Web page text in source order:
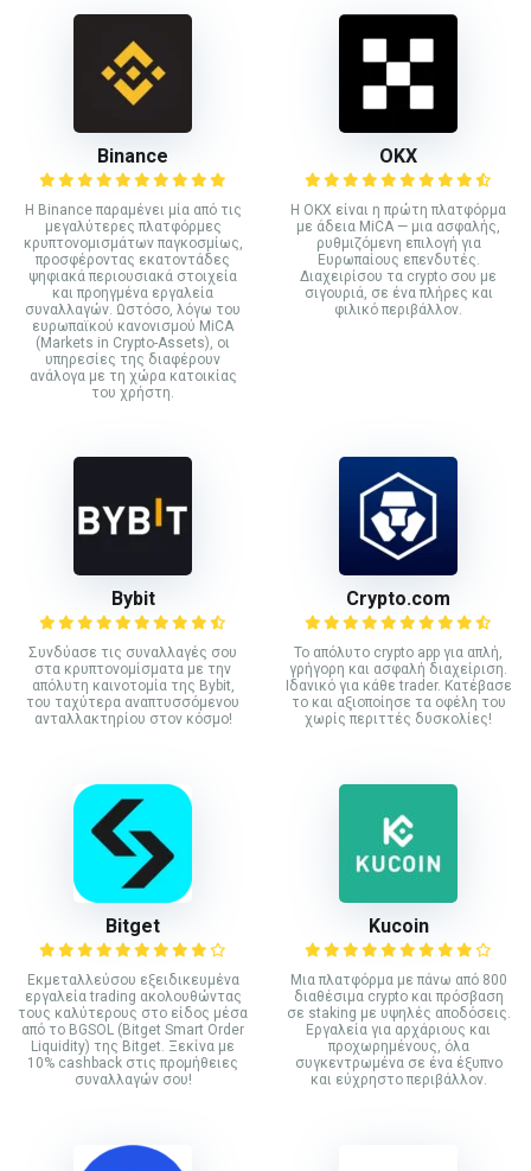
Binance
Η Binance παραμένει μία από τις
μεγαλύτερες πλατφόρμες
κρυπτονομισμάτων παγκοσμίως,
προσφέροντας εκατοντάδες
ψηφιακά περιουσιακά στοιχεία
και προηγμένα εργαλεία
συναλλαγών. Ωστόσο, λόγω του
ευρωπαϊκού κανονισμού MiCA
(Markets in Crypto-Assets), οι
υπηρεσίες της διαφέρουν
ανάλογα με τη χώρα κατοικίας
του χρήστη.
ΟΚΧ
Η OKX είναι η πρώτη πλατφόρμα
με άδεια MiCA — μια ασφαλής,
ρυθμιζόμενη επιλογή για
Ευρωπαίους επενδυτές.
Διαχειρίσου τα crypto σου με
σιγουριά, σε ένα πλήρες και
φιλικό περιβάλλον.
Bybit
Συνδύασε τις συναλλαγές σου
στα κρυπτονομίσματα με την
απόλυτη καινοτομία της Bybit,
του ταχύτερα αναπτυσσόμενου
ανταλλακτηρίου στον κόσμο!
Crypto.com
Το απόλυτο crypto app για απλή,
γρήγορη και ασφαλή διαχείριση.
Ιδανικό για κάθε trader. Κατέβασε
το και αξιοποίησε τα οφέλη του
χωρίς περιττές δυσκολίες!
Bitget
Εκμεταλλεύσου εξειδικευμένα
εργαλεία trading ακολουθώντας
τους καλύτερους στο είδος μέσα
από το BGSOL (Bitget Smart Order
Liquidity) της Bitget. Ξεκίνα με
10% cashback στις προμήθειες
συναλλαγών σου!
Kucoin
Mια πλατφόρμα με πάνω από 800
διαθέσιμα crypto και πρόσβαση
σε staking με υψηλές αποδόσεις.
Εργαλεία για αρχάριους και
προχωρημένους, όλα
συγκεντρωμένα σε ένα έξυπνο
και εύχρηστο περιβάλλον.